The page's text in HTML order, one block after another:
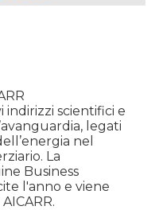
scientifici e
legati
nel
La
Business
l'anno e viene